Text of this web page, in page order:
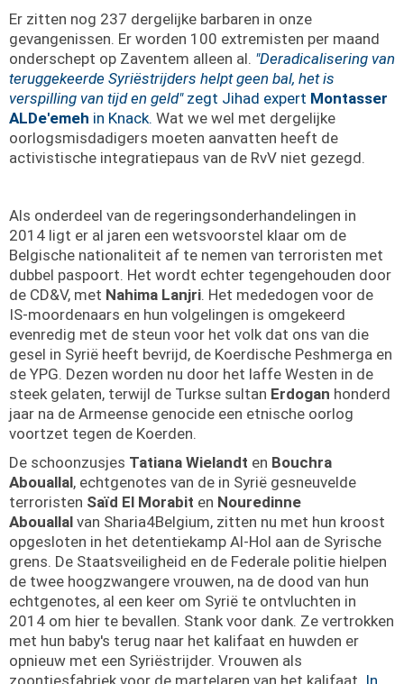
Er zitten nog 237 dergelijke barbaren in onze
gevangenissen. Er worden 100 extremisten per maand
onderschept op Zaventem alleen al. "Deradicalisering van
teruggekeerde Syriëstrijders helpt geen bal, het is
verspilling van tijd en geld"zegt Jihad expert Montasser
ALDe'emeh in Knack. Wat we wel met dergelijke
oorlogsmisdadigers moeten aanvatten heeft de
activistische integratiepaus van de RvV niet gezegd.
Als onderdeel van de regeringsonderhandelingen in
2014 ligt er al jaren een wetsvoorstel klaar om de
Belgische nationaliteit af te nemen van terroristen met
dubbel paspoort. Het wordt echter tegengehouden door
de CD&V, met Nahima Lanjri. Het mededogen voor de
IS-moordenaars en hun volgelingen is omgekeerd
evenredig met de steun voor het volk dat ons van die
gesel in Syrië heeft bevrijd, de Koerdische Peshmerga en
de YPG. Dezen worden nu door het laffe Westen in de
steek gelaten, terwijl de Turkse sultan Erdogan honderd
jaar na de Armeense genocide een etnische oorlog
voortzet tegen de Koerden.
De schoonzusjes Tatiana Wielandt en Bouchra
Abouallal, echtgenotes van de in Syrië gesneuvelde
terroristen Saïd El Morabit en Nouredinne
Abouallal van Sharia4Belgium, zitten nu met hun kroost
opgesloten in het detentiekamp Al-Hol aan de Syrische
grens. De Staatsveiligheid en de Federale politie hielpen
de twee hoogzwangere vrouwen, na de dood van hun
echtgenotes, al een keer om Syrië te ontvluchten in
2014 om hier te bevallen. Stank voor dank. Ze vertrokken
met hun baby's terug naar het kalifaat en huwden er
opnieuw met een Syriëstrijder. Vrouwen als
zoontjesfabriek voor de martelaren van het kalifaat. In